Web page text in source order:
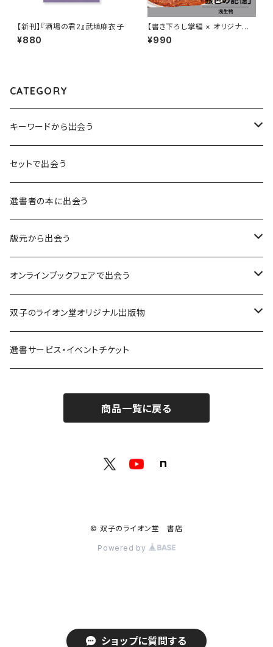
ショップに質問する
【新刊】『酒場の君2』武埴麻衣子
¥880
【書き下ろし掌編 × オリジナル
レトルトカレー】浅生鴨『華麗に
文学をすくう？「銀色の記憶」』
¥990
CATEGORY
キーワードから出会う
言葉：思考の種となるもの
異界：日常から離れた視点
意志：自ら進む力
解体：固定観念を壊す
熱源：情熱を呼び起こす
共鳴：他者や世界とつながる
記憶：過去と向き合う
余白：答えを出さない時間
セットで出会う
選書者の本に出会う
版元から出会う
荒蝦夷フェア
クオン
寿郎社
オンラインブックフェアで出会う
本屋発の文芸誌『しししし』フェア！！
韓国文学フェア！！
ZINE・同人誌フェア！！（2023年11月）
詩歌フェア！！（2023年10月）
双子のライオン堂オリジナル出版物
書籍
選書サービス・イベントチケット
商品一覧に戻る
© 双子のライオン堂 書店
Powered by